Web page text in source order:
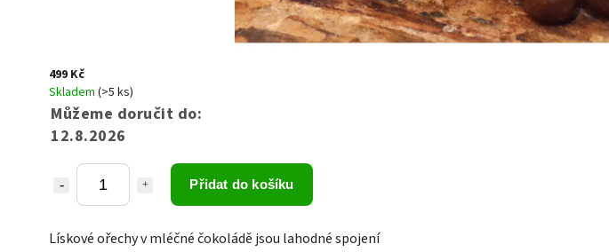
499 Kč
Skladem (>5 ks)
Můžeme doručit do:
12.8.2026
Přidat do košíku
Lískové ořechy v mléčné čokoládě jsou lahodné spojení